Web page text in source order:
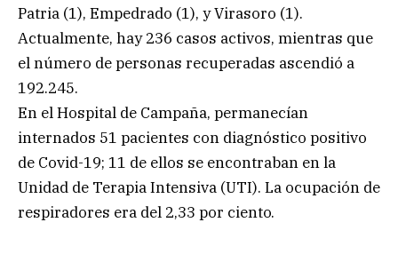
Patria (1), Empedrado (1), y Virasoro (1).
Actualmente, hay 236 casos activos, mientras que
el número de personas recuperadas ascendió a
192.245.
En el Hospital de Campaña, permanecían
internados 51 pacientes con diagnóstico positivo
de Covid-19; 11 de ellos se encontraban en la
Unidad de Terapia Intensiva (UTI). La ocupación de
respiradores era del 2,33 por ciento.